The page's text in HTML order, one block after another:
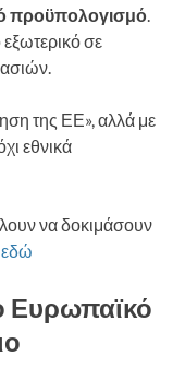
προϋπολογισμό.
σε
της ΕΕ», αλλά με
εθνικά
να δοκιμάσουν
εδώ
Ευρωπαϊκό